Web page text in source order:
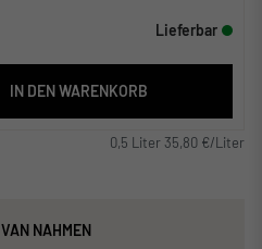
Lieferbar
IN DEN WARENKORB
0,5 Liter 35,80 €/Liter
VAN NAHMEN